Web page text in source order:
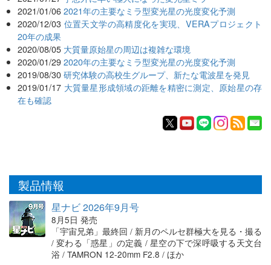
2021/01/06 2021年の主要なミラ型変光星の光度変化予測
2020/12/03 位置天文学の高精度化を実現、VERAプロジェクト
20年の成果
2020/08/05 大質量原始星の周辺は複雑な環境
2020/01/29 2020年の主要なミラ型変光星の光度変化予測
2019/08/30 研究体験の高校生グループ、新たな電波星を発見
2019/01/17 大質量星形成領域の距離を精密に測定、原始星の存
在も確認
製品情報
星ナビ 2026年9月号
8月5日 発売
「宇宙兄弟」最終回 / 新月のペルセ群極大を見る・撮る
/ 変わる「惑星」の定義 / 星空の下で深呼吸する天文台
浴 / TAMRON 12-20mm F2.8 / ほか